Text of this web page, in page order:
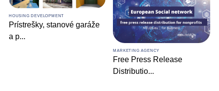
HOUSING DEVELOPMENT
Prístrešky, stanové garáže
a p...
MARKETING AGENCY
Free Press Release
Distributio...